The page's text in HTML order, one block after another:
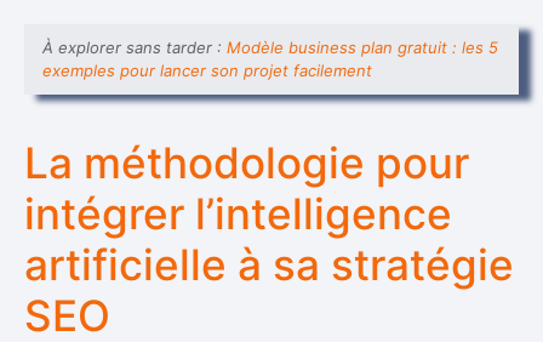
À explorer sans tarder : Modèle business plan gratuit : les 5
exemples pour lancer son projet facilement
La méthodologie pour
intégrer l’intelligence
artificielle à sa stratégie
SEO